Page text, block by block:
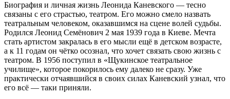
Биография и личная жизнь Леонида Каневского — тесно
связаны с его страстью, театром. Его можно смело назвать
театральным человеком, оказавшимся на сцене волей судьбы.
Родился Леонид Семёнович 2 мая 1939 года в Киеве. Мечта
стать артистом закралась в его мысли ещё в детском возрасте,
а к 11 годам он чётко осознал, что хочет связать свою жизнь с
театром. В 1956 поступил в «Щукинское театральное
училище», которое покорилось ему далеко не сразу. Уже
практически отчаявшийся в своих силах Каневский узнал, что
его всё — таки приняли.